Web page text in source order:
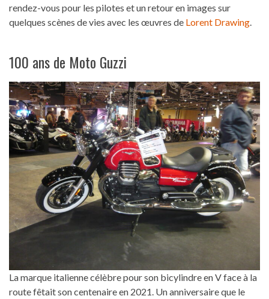
rendez-vous pour les pilotes et un retour en images sur
quelques scènes de vies avec les œuvres de Lorent Drawing.
100 ans de Moto Guzzi
La marque italienne célèbre pour son bicylindre en V face à la
route fêtait son centenaire en 2021. Un anniversaire que le